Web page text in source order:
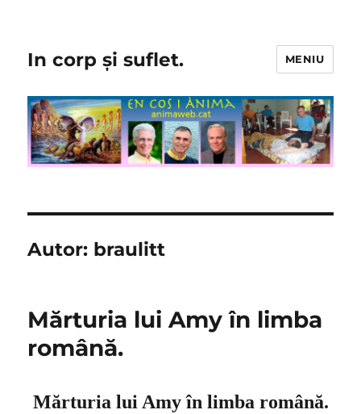
In corp și suflet. MENIU
Autor: braulitt
Mărturia lui Amy în limba
română.
Mărturia lui Amy în limba română.